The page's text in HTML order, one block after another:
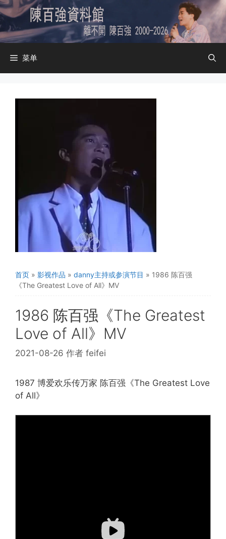
跳
至
内
容
菜单
首页 » 影视作品 » danny主持或参演节目 » 1986 陈百强
《The Greatest Love of All》MV
1986 陈百强《The Greatest
Love of All》MV
2021-08-26 作者 feifei
1987 博爱欢乐传万家 陈百强《The Greatest Love
of All》